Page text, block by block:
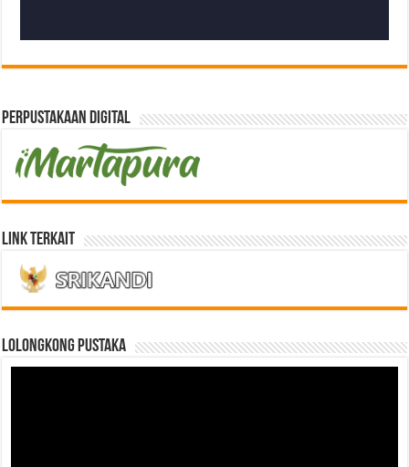
Perpustakaan Digital
Link Terkait
LOLONGKONG PUSTAKA